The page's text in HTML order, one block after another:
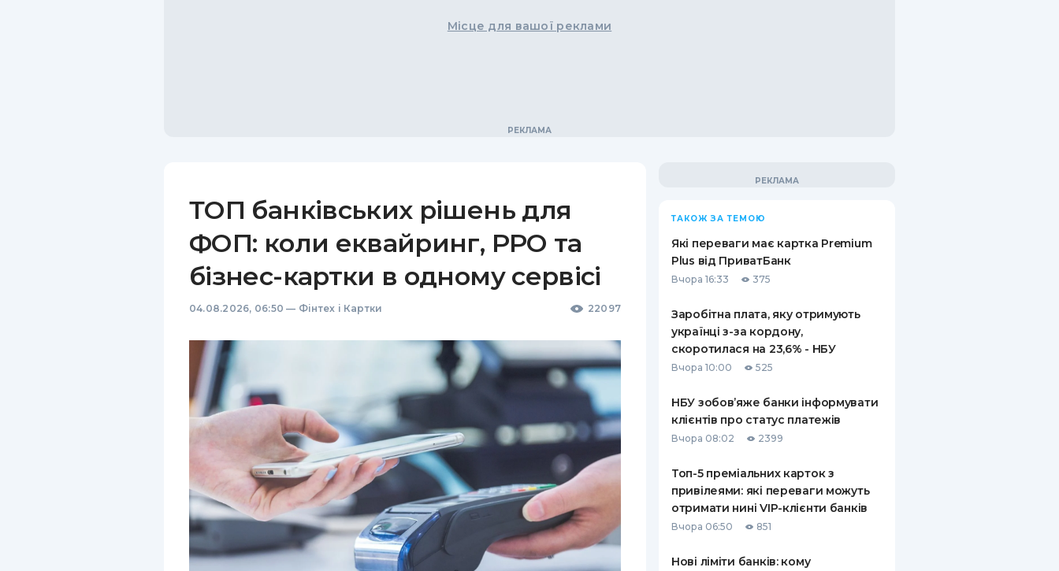
Місце для вашої реклами
ТОП банківських рішень для
ФОП: коли еквайринг, РРО та
бізнес-картки в одному сервісі
04.08.2026, 06:50 — Фінтех і Картки 22097
ТАКОЖ ЗА ТЕМОЮ
Які переваги має картка Premium
Plus від ПриватБанк
Вчора 16:33 375
Заробітна плата, яку отримують
українці з-за кордону,
скоротилася на 23,6% - НБУ
Вчора 10:00 525
НБУ зобов’яже банки інформувати
клієнтів про статус платежів
Вчора 08:02 2399
Топ-5 преміальних карток з
привілеями: які переваги можуть
отримати нині VIP-клієнти банків
Вчора 06:50 851
Нові ліміти банків: кому